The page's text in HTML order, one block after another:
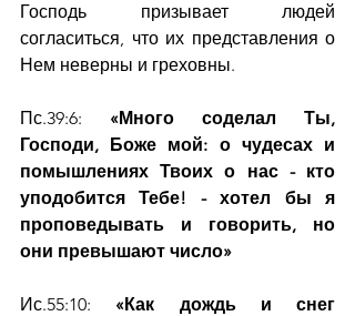
Господь призывает людей
согласиться, что их представления о
Нем неверны и греховны.
Пс.39:6: «Много соделал Ты,
Господи, Боже мой: о чудесах и
помышлениях Твоих о нас - кто
уподобится Тебе! - хотел бы я
проповедывать и говорить, но
они превышают число»
Ис.55:10: «Как дождь и снег